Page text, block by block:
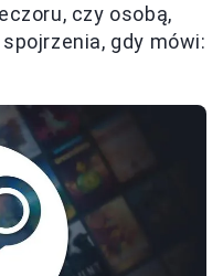
czy osobą,
gdy mówi: